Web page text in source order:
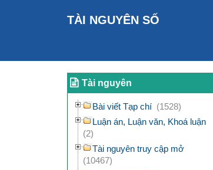
TÀI NGUYÊN SỐ
Tài nguyên
Bài viết Tạp chí (1528)
Luận án, Luận văn, Khoá luận
(2)
Tài nguyên truy cập mở
(10467)